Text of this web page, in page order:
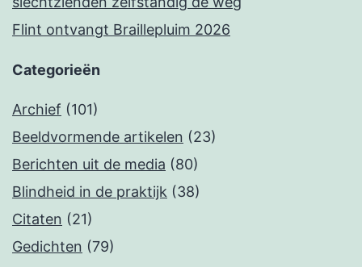
Flint ontvangt Braillepluim 2026
Categorieën
Archief (101)
Beeldvormende artikelen (23)
Berichten uit de media (80)
Blindheid in de praktijk (38)
Citaten (21)
Gedichten (79)